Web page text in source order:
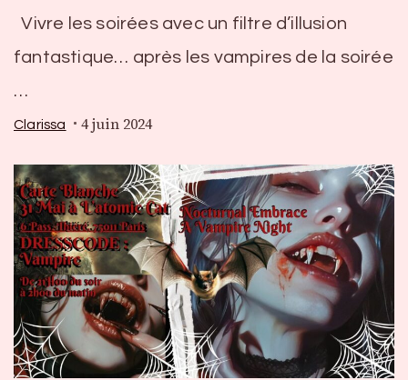
Vivre les soirées avec un filtre d’illusion
fantastique… après les vampires de la soirée
…
Clarissa 4 juin 2024